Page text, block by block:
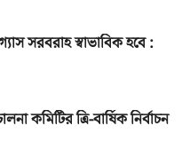
সরবরাহ স্বাভাবিক হবে :
কমিটির ত্রি-বার্ষিক নির্বাচন